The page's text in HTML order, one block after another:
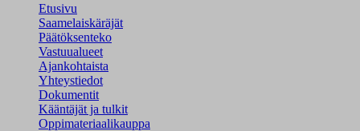
Etusivu
Saamelaiskäräjät
Päätöksenteko
Vastuualueet
Ajankohtaista
Yhteystiedot
Dokumentit
Kääntäjät ja tulkit
Oppimateriaalikauppa